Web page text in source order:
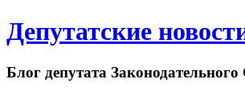
Депутатские
Блог депутата